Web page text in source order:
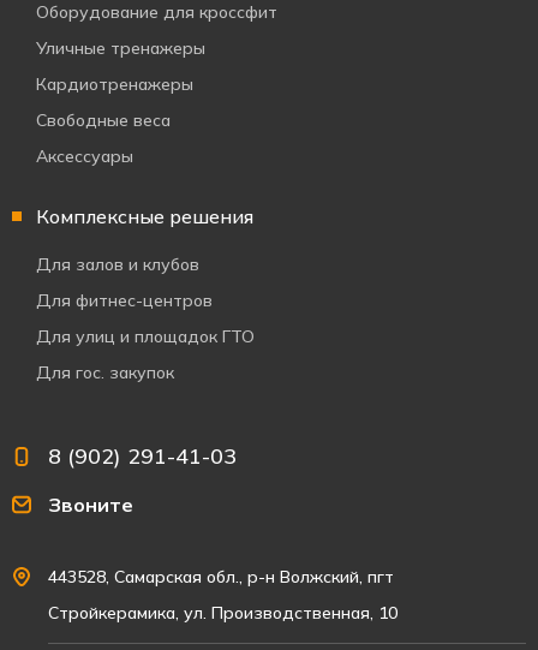
Оборудование для кроссфит
Уличные тренажеры
Кардиотренажеры
Свободные веса
Аксессуары
Комплексные решения
Для залов и клубов
Для фитнес-центров
Для улиц и площадок ГТО
Для гос. закупок
8 (902) 291-41-03
Звоните
443528, Самарская обл., р-н Волжский, пгт
Стройкерамика, ул. Производственная, 10